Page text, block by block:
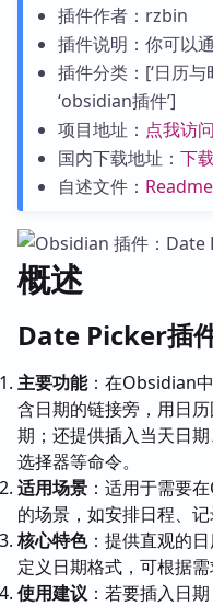
插件作者：rzbin
插件说明：你可以
插件分类：[‘日历与
‘obsidian插件’]
项目地址： 点我访问
国内下载地址： 下
自述文件： Readme
概述
Date Picker插
主要功能：在Obsidian
含日期的链接旁，用日
期；还提供插入当天日
选择器等命令。
适用场景 ：适用于需要
的场景，如安排日程、记
核心特色：提供直观的
定义日期格式，可根据
使用建议 ：若要插入日